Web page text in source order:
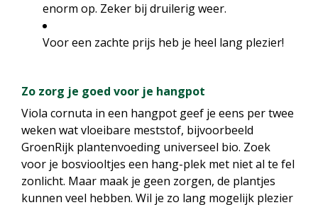
enorm op. Zeker bij druilerig weer.
Voor een zachte prijs heb je heel lang plezier!
Zo zorg je goed voor je hangpot
Viola cornuta in een hangpot geef je eens per twee
weken wat vloeibare meststof, bijvoorbeeld
GroenRijk plantenvoeding universeel bio. Zoek
voor je bosviooltjes een hang-plek met niet al te fel
zonlicht. Maar maak je geen zorgen, de plantjes
kunnen veel hebben. Wil je zo lang mogelijk plezier